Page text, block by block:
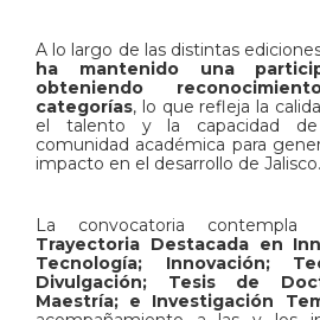
A lo largo de las distintas
ha mantenido una
obteniendo
categorías, lo que refleja la
el talento y la capacidad
comunidad académica para
impacto en el desarrollo de Jalisco.
La convocatoria
Trayectoria Destacada en
Tecnología; Innovación;
Divulgación; Tesis de
Maestría; e Investigación